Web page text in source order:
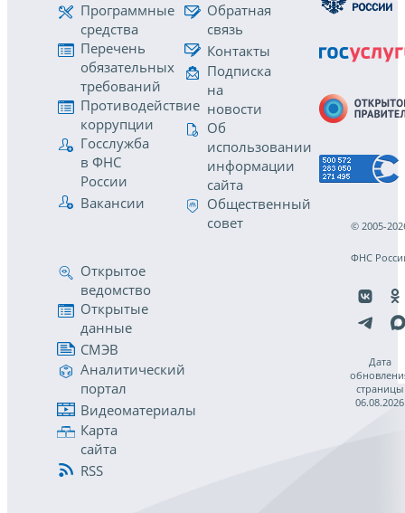
Программные
средства
Перечень
обязательных
требований
Противодействие
коррупции
Госслужба
в ФНС
России
Вакансии
Обратная
связь
Контакты
Подписка
на
новости
Об
использовании
информации
сайта
Общественный
совет
Открытое
ведомство
Открытые
данные
СМЭВ
Аналитический
портал
Видеоматериалы
Карта
сайта
RSS
© 2005-
ФНС
Дата
страницы
06.08.2026